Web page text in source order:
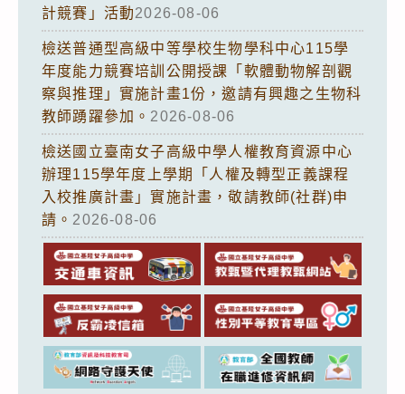
計競賽」活動2026-08-06
檢送普通型高級中等學校生物學科中心115學
年度能力競賽培訓公開授課「軟體動物解剖觀
察與推理」實施計畫1份，邀請有興趣之生物科
教師踴躍參加。 2026-08-06
檢送國立臺南女子高級中學人權教育資源中心
辦理115學年度上學期「人權及轉型正義課程
入校推廣計畫」實施計畫，敬請教師(社群)申
請。 2026-08-06